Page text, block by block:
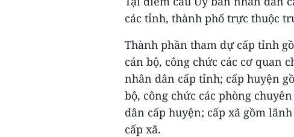
các tỉnh, thành phố trực thuộc
Thành phần tham dự cấp tỉnh
cán bộ, công chức các cơ quan
nhân dân cấp tỉnh; cấp huyện
bộ, công chức các phòng
dân cấp huyện; cấp xã gồm
cấp xã.